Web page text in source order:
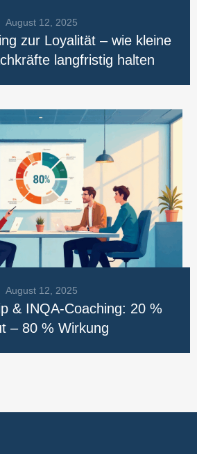
August 12, 2025
zur Loyalität – wie kleine
langfristig halten
August 12, 2025
& INQA-Coaching: 20 %
– 80 % Wirkung